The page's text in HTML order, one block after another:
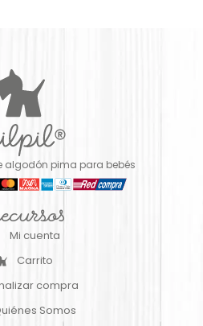
algodón pima para bebés
Mi cuenta
Carrito
compra
Somos